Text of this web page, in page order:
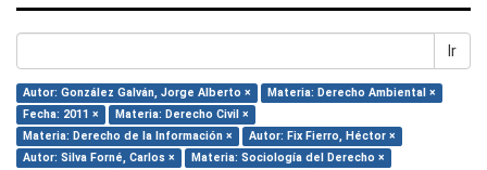
Ir
Autor: González Galván, Jorge Alberto ×
Materia: Derecho Ambiental ×
Fecha: 2011 ×
Materia: Derecho Civil ×
Materia: Derecho de la Información ×
Autor: Fix Fierro, Héctor ×
Autor: Silva Forné, Carlos ×
Materia: Sociología del Derecho ×